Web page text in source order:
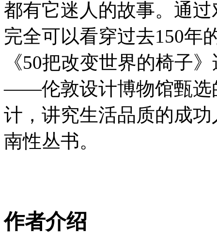
都有它迷人的故事。通
完全可以看穿过去150年
《50把改变世界的椅子
——伦敦设计博物馆甄选
计，讲究生活品质的成
南性丛书。
作者介绍